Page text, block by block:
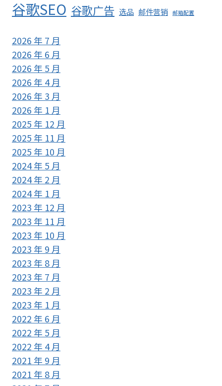
谷歌SEO 谷歌广告 选品 邮件营销 邮箱配置
2026 年 7 月
2026 年 6 月
2026 年 5 月
2026 年 4 月
2026 年 3 月
2026 年 1 月
2025 年 12 月
2025 年 11 月
2025 年 10 月
2024 年 5 月
2024 年 2 月
2024 年 1 月
2023 年 12 月
2023 年 11 月
2023 年 10 月
2023 年 9 月
2023 年 8 月
2023 年 7 月
2023 年 2 月
2023 年 1 月
2022 年 6 月
2022 年 5 月
2022 年 4 月
2021 年 9 月
2021 年 8 月